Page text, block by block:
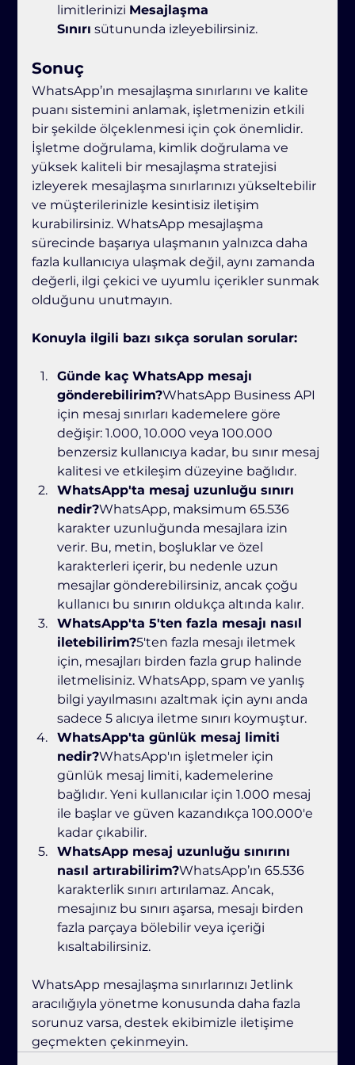
limitlerinizi Mesajlaşma
Sınırı sütununda izleyebilirsiniz.
Sonuç
WhatsApp’ın mesajlaşma sınırlarını ve kalite
puanı sistemini anlamak, işletmenizin etkili
bir şekilde ölçeklenmesi için çok önemlidir.
İşletme doğrulama, kimlik doğrulama ve
yüksek kaliteli bir mesajlaşma stratejisi
izleyerek mesajlaşma sınırlarınızı yükseltebilir
ve müşterilerinizle kesintisiz iletişim
kurabilirsiniz. WhatsApp mesajlaşma
sürecinde başarıya ulaşmanın yalnızca daha
fazla kullanıcıya ulaşmak değil, aynı zamanda
değerli, ilgi çekici ve uyumlu içerikler sunmak
olduğunu unutmayın.
Konuyla ilgili bazı sıkça sorulan sorular:
Günde kaç WhatsApp mesajı
gönderebilirim?WhatsApp Business API
için mesaj sınırları kademelere göre
değişir: 1.000, 10.000 veya 100.000
benzersiz kullanıcıya kadar, bu sınır mesaj
kalitesi ve etkileşim düzeyine bağlıdır.
WhatsApp'ta mesaj uzunluğu sınırı
nedir?WhatsApp, maksimum 65.536
karakter uzunluğunda mesajlara izin
verir. Bu, metin, boşluklar ve özel
karakterleri içerir, bu nedenle uzun
mesajlar gönderebilirsiniz, ancak çoğu
kullanıcı bu sınırın oldukça altında kalır.
WhatsApp'ta 5'ten fazla mesajı nasıl
iletebilirim?5'ten fazla mesajı iletmek
için, mesajları birden fazla grup halinde
iletmelisiniz. WhatsApp, spam ve yanlış
bilgi yayılmasını azaltmak için aynı anda
sadece 5 alıcıya iletme sınırı koymuştur.
WhatsApp'ta günlük mesaj limiti
nedir?WhatsApp'ın işletmeler için
günlük mesaj limiti, kademelerine
bağlıdır. Yeni kullanıcılar için 1.000 mesaj
ile başlar ve güven kazandıkça 100.000'e
kadar çıkabilir.
WhatsApp mesaj uzunluğu sınırını
nasıl artırabilirim?WhatsApp’ın 65.536
karakterlik sınırı artırılamaz. Ancak,
mesajınız bu sınırı aşarsa, mesajı birden
fazla parçaya bölebilir veya içeriği
kısaltabilirsiniz.
WhatsApp mesajlaşma sınırlarınızı Jetlink
aracılığıyla yönetme konusunda daha fazla
sorunuz varsa, destek ekibimizle iletişime
geçmekten çekinmeyin.